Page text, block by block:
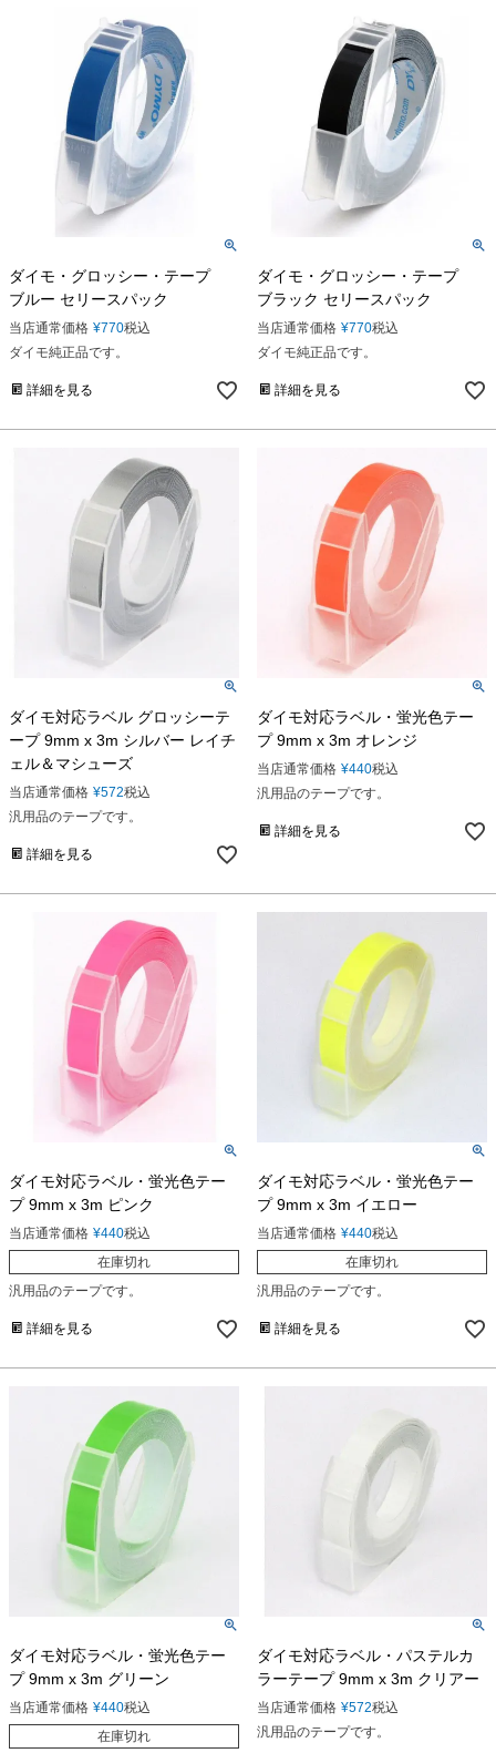
ダイモ・グロッシー・テープ
ブルー セリースパック
当店通常価格 ¥770税込
ダイモ純正品です。
詳細を見る
ダイモ・グロッシー・テープ
ブラック セリースパック
当店通常価格 ¥770税込
ダイモ純正品です。
詳細を見る
ダイモ対応ラベル グロッシーテ
ープ 9mm x 3m シルバー レイチ
ェル＆マシューズ
当店通常価格 ¥572税込
汎用品のテープです。
詳細を見る
ダイモ対応ラベル・蛍光色テー
プ 9mm x 3m オレンジ
当店通常価格 ¥440税込
汎用品のテープです。
詳細を見る
ダイモ対応ラベル・蛍光色テー
プ 9mm x 3m ピンク
当店通常価格 ¥440税込
在庫切れ
汎用品のテープです。
詳細を見る
ダイモ対応ラベル・蛍光色テー
プ 9mm x 3m イエロー
当店通常価格 ¥440税込
在庫切れ
汎用品のテープです。
詳細を見る
ダイモ対応ラベル・蛍光色テー
プ 9mm x 3m グリーン
当店通常価格 ¥440税込
在庫切れ
ダイモ対応ラベル・パステルカ
ラーテープ 9mm x 3m クリアー
当店通常価格 ¥572税込
汎用品のテープです。